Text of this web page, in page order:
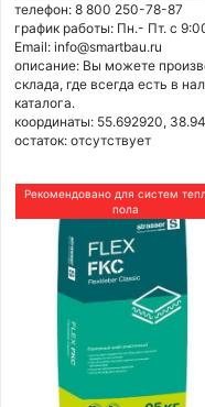
телефон: 8 800 250-78-87
график работы: Пн.- Пт. с
Email: info@smartbau.ru
описание: Вы можете
склада, где всегда есть в
каталога.
координаты: 55.692920,
остаток: отсутствует
Рекомендовано для систем
пола